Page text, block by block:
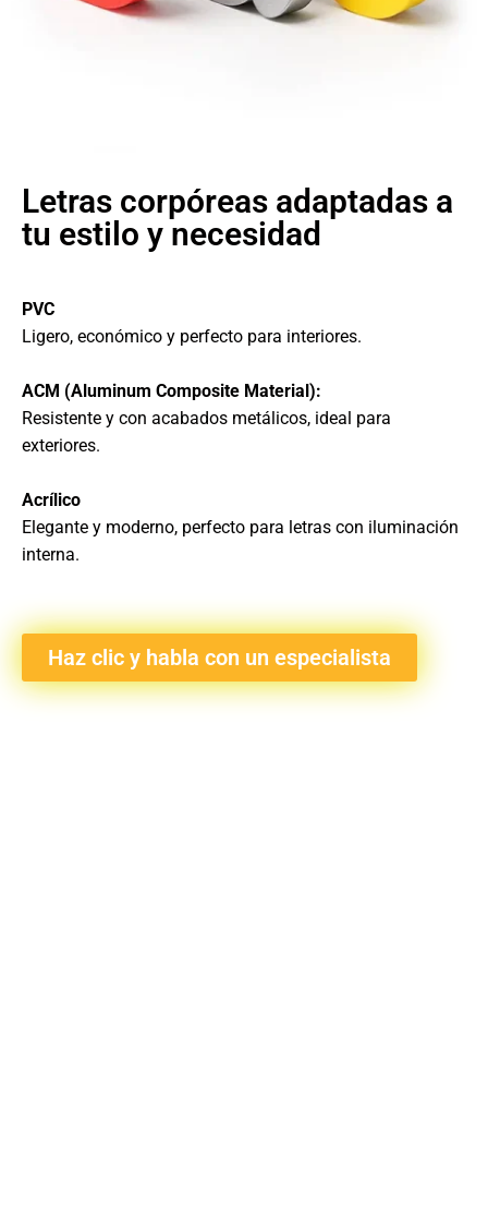
Letras corpóreas adaptadas a
tu estilo y necesidad
PVC
Ligero, económico y perfecto para interiores.
ACM (Aluminum Composite Material):
Resistente y con acabados metálicos, ideal para
exteriores.
Acrílico
Elegante y moderno, perfecto para letras con iluminación
interna.
Haz clic y habla con un especialista